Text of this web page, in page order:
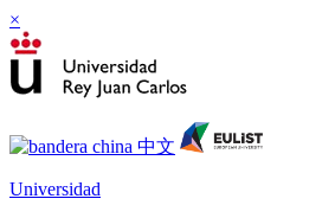
×
Universidad